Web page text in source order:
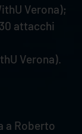
Verona);
attacchi
Verona).
a Roberto